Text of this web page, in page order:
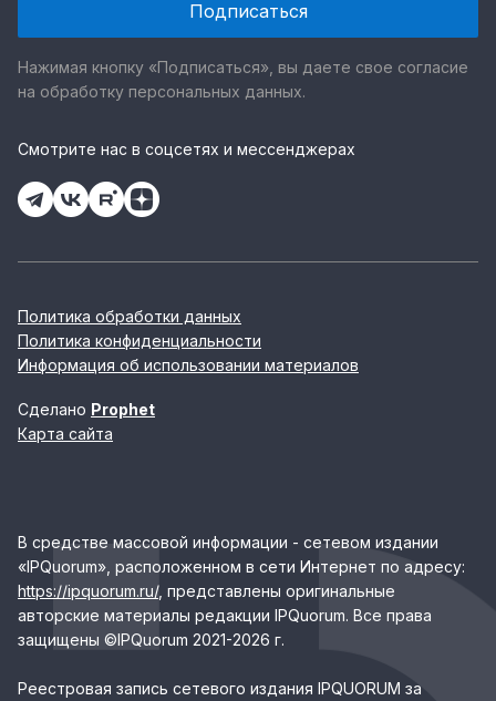
Нажимая кнопку «Подписаться», вы даете свое согласие
на обработку персональных данных.
Смотрите нас в соцсетях и мессенджерах
Политика обработки данных
Политика конфиденциальности
Информация об использовании материалов
Сделано Prophet
Карта сайта
В средстве массовой информации - сетевом издании
«IPQuorum», расположенном в сети Интернет по адресу:
https://ipquorum.ru/, представлены оригинальные
авторские материалы редакции IPQuorum. Все права
защищены ©IPQuorum 2021-2026 г.
Реестровая запись сетевого издания IPQUORUM за